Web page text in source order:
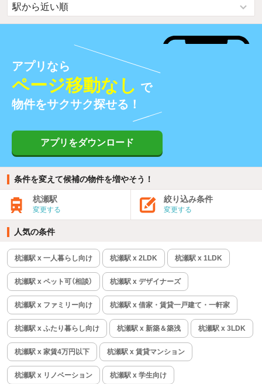
アプリなら
ページ移動なし で
物件をサクサク探せる！
アプリをダウンロード
条件を変えて候補の物件を増やそう！
杭瀬駅
変更する
絞り込み条件
変更する
人気の条件
杭瀬駅 x 一人暮らし向け 杭瀬駅 x 2LDK 杭瀬駅 x 1LDK
杭瀬駅 x ペット可（相談） 杭瀬駅 x デザイナーズ
杭瀬駅 x ファミリー向け 杭瀬駅 x 借家・賃貸一戸建て・一軒家
杭瀬駅 x ふたり暮らし向け 杭瀬駅 x 新築＆築浅 杭瀬駅 x 3LDK
杭瀬駅 x 家賃4万円以下 杭瀬駅 x 賃貸マンション
杭瀬駅 x リノベーション 杭瀬駅 x 学生向け